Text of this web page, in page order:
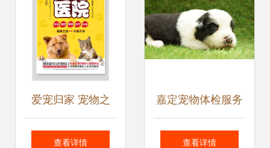
爱宠归家 宠物之
家，您的全方位宠
查看详情
嘉定宠物体检服务
详解 专业、认真、
查看详情